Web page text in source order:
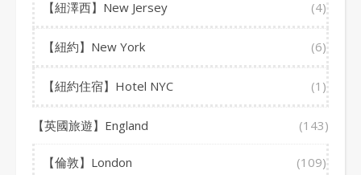
【紐澤西】New Jersey (4)
【紐約】New York (6)
【紐約住宿】Hotel NYC (1)
【英國旅遊】England (143)
【倫敦】London (109)